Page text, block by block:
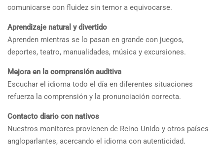
comunicarse con fluidez sin temor a equivocarse.
Aprendizaje natural y divertido
Aprenden mientras se lo pasan en grande con juegos,
deportes, teatro, manualidades, música y excursiones.
Mejora en la comprensión auditiva
Escuchar el idioma todo el día en diferentes situaciones
refuerza la comprensión y la pronunciación correcta.
Contacto diario con nativos
Nuestros monitores provienen de Reino Unido y otros países
angloparlantes, acercando el idioma con autenticidad.